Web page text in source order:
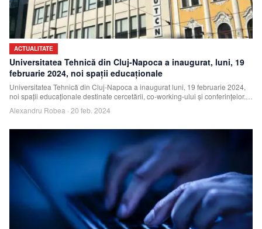
ACTUALITATE
Universitatea Tehnică din Cluj-Napoca a inaugurat, luni, 19
februarie 2024, noi spații educaționale
Universitatea Tehnică din Cluj-Napoca a inaugurat luni, 19 februarie 2024,
noi spații educaționale destinate cercetării, co-working-ului și conferințelor.
Alexandru Robea · 20 feb. 2024